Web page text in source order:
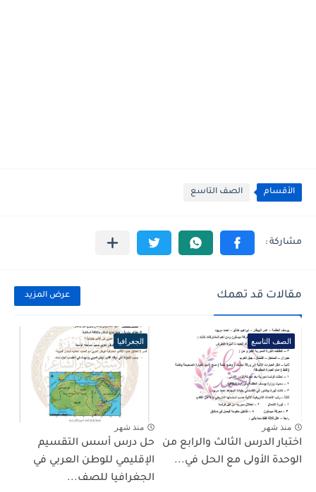
الأقسام الصف التاسع
مقالات قد تهمك عرض المزيد
الصف التاسع
منذ شهر
اختبار الدرس الثالث والرابع من
الوحدة الأولى مع الحل في...
الجغرافيا
منذ شهر
حل درس أسس التقسيم
الإقليمي للوطن العربي في
الجغرافيا للصف...